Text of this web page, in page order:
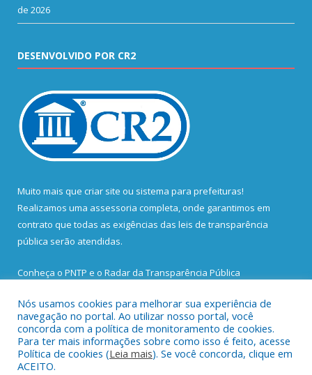
de 2026
DESENVOLVIDO POR CR2
Muito mais que criar site ou sistema para prefeituras!
Realizamos uma assessoria completa, onde garantimos em
contrato que todas as exigências das leis de transparência
pública serão atendidas.
Conheça o PNTP e o Radar da Transparência Pública
Todos os direitos reservados a Prefeitura Municipal de Santa
Bárbara do Pará.
Nós usamos cookies para melhorar sua experiência de
navegação no portal. Ao utilizar nosso portal, você
concorda com a política de monitoramento de cookies.
Para ter mais informações sobre como isso é feito, acesse
Política de cookies (Leia mais). Se você concorda, clique em
ACEITO.